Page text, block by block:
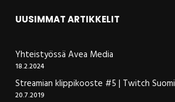
UUSIMMAT ARTIKKELIT
Yhteistyössä Avea Media
18.2.2024
Streamian klippikooste #5 | Twitch Suomi
20.7.2019